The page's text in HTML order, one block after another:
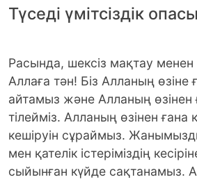
Түседі үмітсіздік
Расында, шексіз мақтау менен
Аллаға тән! Біз Алланың өзіне
айтамыз және Алланың
тілейміз. Алланың өзінен
кешіруін сұраймыз.
мен қателік істеріміздің
сыйынған күйде сақтанамыз.